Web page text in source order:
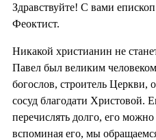
Здравствуйте! С вами
Феоктист.
Никакой христианин не
Павел был великим
богослов, строитель
сосуд благодати Христовой.
перечислять долго, его можно
вспоминая его, мы